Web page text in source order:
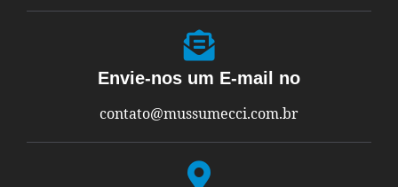
Envie-nos um E-mail no
contato@mussumecci.com.br